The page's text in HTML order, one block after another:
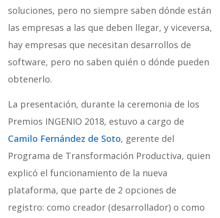
soluciones, pero no siempre saben dónde están
las empresas a las que deben llegar, y viceversa,
hay empresas que necesitan desarrollos de
software, pero no saben quién o dónde pueden
obtenerlo.
La presentación, durante la ceremonia de los
Premios INGENIO 2018, estuvo a cargo de
Camilo Fernández de Soto, gerente del
Programa de Transformación Productiva, quien
explicó el funcionamiento de la nueva
plataforma, que parte de 2 opciones de
registro: como creador (desarrollador) o como